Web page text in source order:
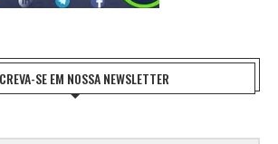
SE EM NOSSA NEWSLETTER